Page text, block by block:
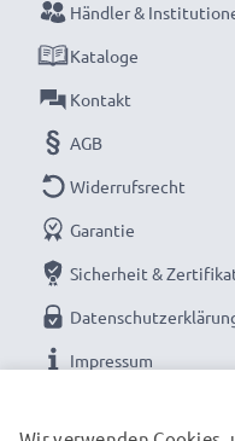
UNSERE
Händler &
Kataloge
Kontakt
AGB
Widerrufsrecht
Garantie
Sicherheit &
Impressum